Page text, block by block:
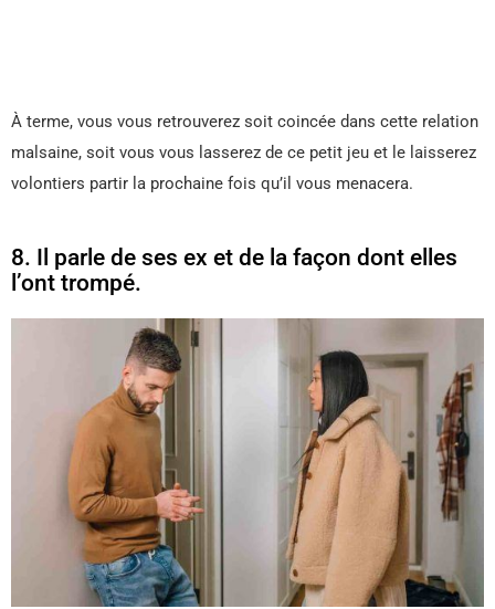
À terme, vous vous retrouverez soit coincée dans cette relation
malsaine, soit vous vous lasserez de ce petit jeu et le laisserez
volontiers partir la prochaine fois qu’il vous menacera.
8. Il parle de ses ex et de la façon dont elles
l’ont trompé.